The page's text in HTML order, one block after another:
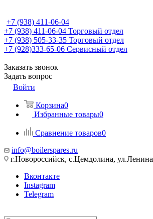
+7 (938) 411-06-04
+7 (938) 411-06-04 Торговый отдел
+7 (938) 505-33-35 Торговый отдел
+7 (928)333-65-06 Сервисный отдел
Заказать звонок
Задать вопрос
Войти
Корзина0
Избранные товары0
Сравнение товаров0
info@boilerspares.ru
г.Новороссийск, с.Цемдолина,
Вконтакте
Instagram
Telegram